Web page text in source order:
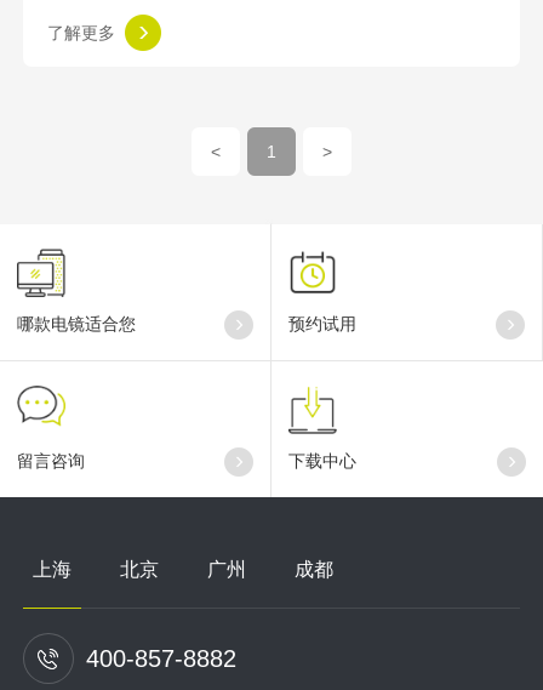
了解更多
< 1 >
哪款电镜适合您 预约试用
留言咨询 下载中心
上海 北京 广州 成都
400-857-8882